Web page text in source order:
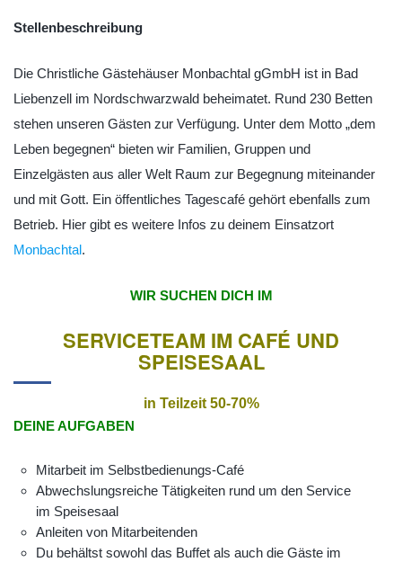
Stellenbeschreibung
Die Christliche Gästehäuser Monbachtal gGmbH ist in Bad
Liebenzell im Nordschwarzwald beheimatet. Rund 230 Betten
stehen unseren Gästen zur Verfügung. Unter dem Motto „dem
Leben begegnen“ bieten wir Familien, Gruppen und
Einzelgästen aus aller Welt Raum zur Begegnung miteinander
und mit Gott. Ein öffentliches Tagescafé gehört ebenfalls zum
Betrieb. Hier gibt es weitere Infos zu deinem Einsatzort
Monbachtal.
WIR SUCHEN DICH IM
SERVICETEAM IM CAFÉ UND
SPEISESAAL
in Teilzeit 50-70%
DEINE AUFGABEN
Mitarbeit im Selbstbedienungs-Café
Abwechslungsreiche Tätigkeiten rund um den Service
im Speisesaal
Anleiten von Mitarbeitenden
Du behältst sowohl das Buffet als auch die Gäste im